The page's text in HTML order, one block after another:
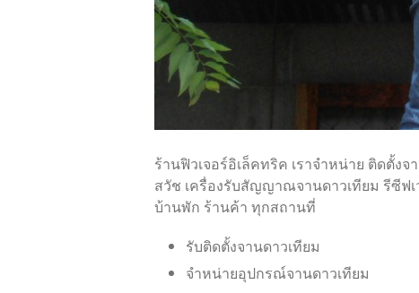
ร้านฟิวเจอร์อิเล็คทริค เราจำหน่าย ติดตั้
สวัช เครื่องรับสัญญาณจานดาวเทียม รีซีฟ
บ้านพัก ร้านค้า ทุกสถานที่
รับติดตั้งจานดาวเทียม
จำหน่ายอุปกรณ์จานดาวเทียม